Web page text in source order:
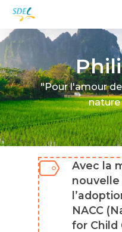
Skip
main
content
"Pour l'amour
nature
Avec la
NACC
for Child